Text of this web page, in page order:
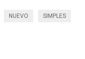
NUEVO SIMPLES